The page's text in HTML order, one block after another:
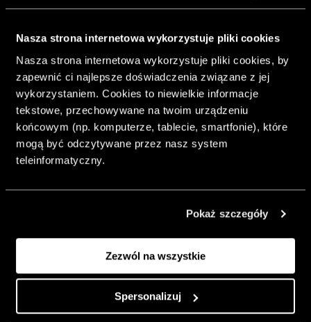
Nasza strona internetowa wykorzystuje pliki cookies
Nasza strona internetowa wykorzystuje pliki cookies, by
zapewnić ci najlepsze doświadczenia związane z jej
wykorzystaniem. Cookies to niewielkie informacje
tekstowe, przechowywane na twoim urządzeniu
końcowym (np. komputerze, tablecie, smartfonie), które
mogą być odczytywane przez nasz system
teleinformatyczny.
Pokaż szczegóły
Zezwól na wszystkie
Spersonalizuj
& Living 40.
„Dom bardziej
Twój. Odważ się
urządzić go
rzemiosło jako
punkt wyjścia
do wnętrz
pełnych
charakteru”.